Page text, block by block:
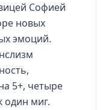
Софией
новых
эмоций.
5+, четыре
один миг.